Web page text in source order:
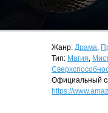
Жанр: Драма,
Тип: Магия,
Официальный
https://